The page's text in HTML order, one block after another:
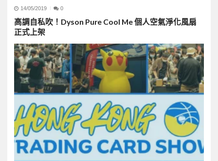
14/05/2019 0
高調自私吹！Dyson Pure Cool Me 個人空氣淨化風扇
正式上架